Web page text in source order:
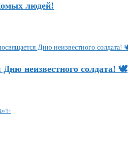
людей!
неизвестного солдата! 🕊️